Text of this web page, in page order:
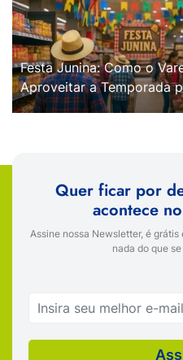
Festa Junina: Como o
Aproveitar a Temporada
Quer ficar por
acontece
Assine nossa Newsletter, é
nada do que